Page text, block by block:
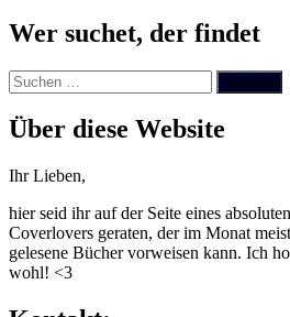
Wer suchet, der findet
Suchen
nach:
Über diese Website
Ihr Lieben,
hier seid ihr auf der Seite eines
Coverlovers geraten, der im Monat
gelesene Bücher vorweisen kann. Ich
wohl! <3